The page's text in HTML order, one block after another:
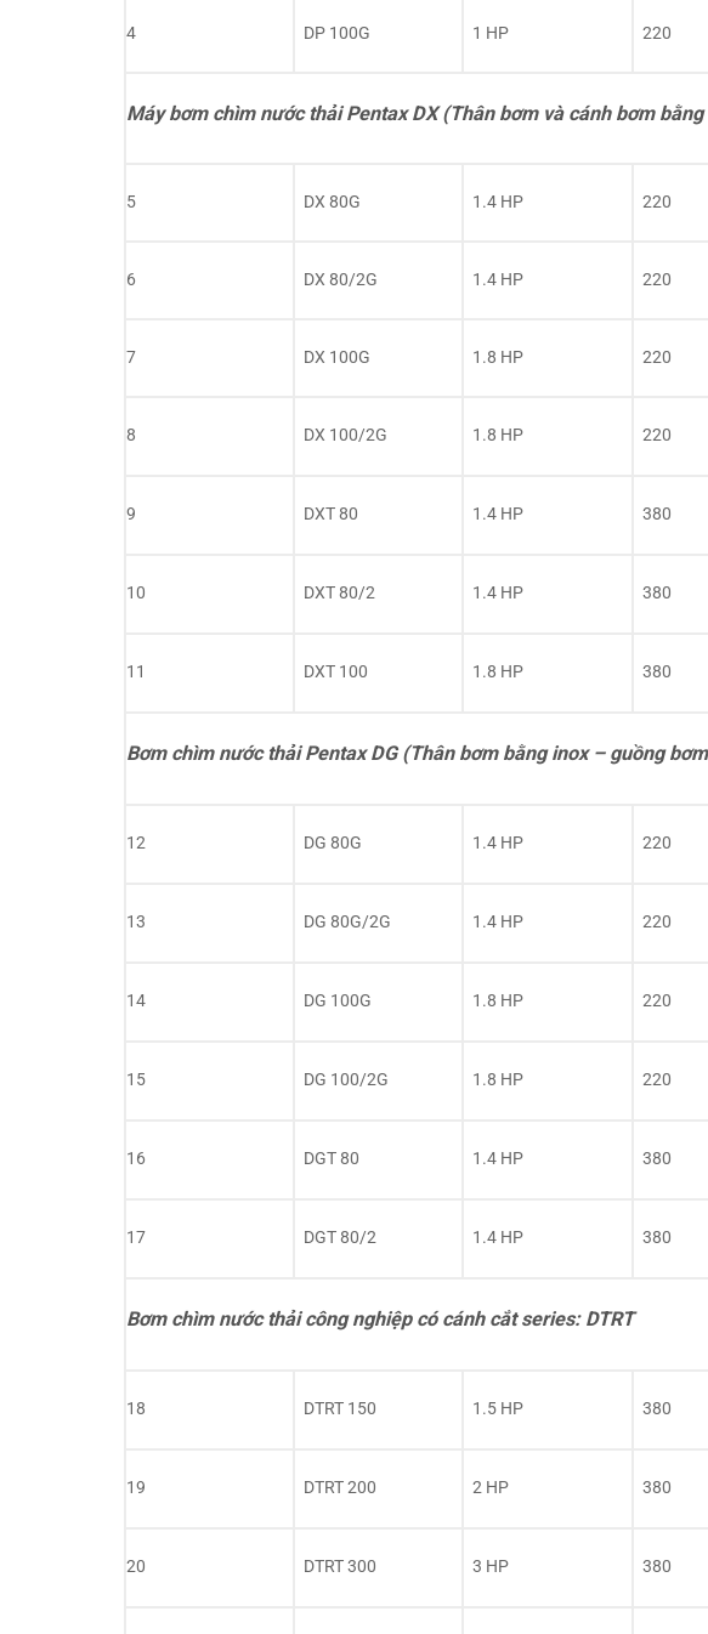
4 DP 100G 1 HP 220
Máy bơm chìm nước thải Pentax DX (Thân bơm và cánh bơm
5 DX 80G 1.4 HP 220
6 DX 80/2G 1.4 HP 220
7 DX 100G 1.8 HP 220
8 DX 100/2G 1.8 HP 220
9 DXT 80 1.4 HP 380
10 DXT 80/2 1.4 HP 380
11 DXT 100 1.8 HP 380
Bơm chìm nước thải Pentax DG (Thân bơm bằng inox – guồng
12 DG 80G 1.4 HP 220
13 DG 80G/2G 1.4 HP 220
14 DG 100G 1.8 HP 220
15 DG 100/2G 1.8 HP 220
16 DGT 80 1.4 HP 380
17 DGT 80/2 1.4 HP 380
Bơm chìm nước thải công nghiệp có cánh cắt series: DTRT
18 DTRT 150 1.5 HP 380
19 DTRT 200 2 HP 380
20 DTRT 300 3 HP 380